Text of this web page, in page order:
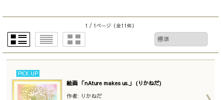
1 / 1ページ （全11件）
PICK UP
絵画 「nAture makes us.」 (りかねだ)
作者: りかねだ